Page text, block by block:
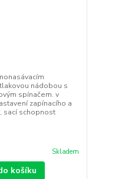
nádobou s
spínačem. v
zapínacího a
sací schopnost
Skladem
košíku